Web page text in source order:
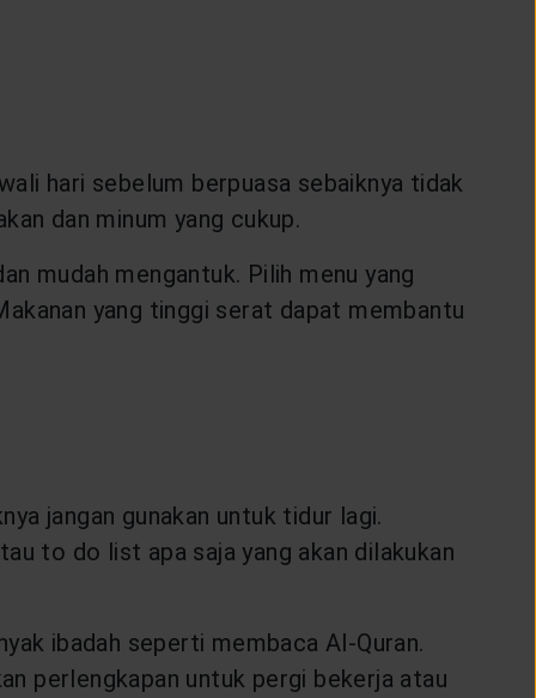
hari sebelum berpuasa sebaiknya tidak
dan minum yang cukup.
mudah mengantuk. Pilih menu yang
yang tinggi serat dapat membantu
jangan gunakan untuk tidur lagi.
to do list apa saja yang akan dilakukan
ibadah seperti membaca Al-Quran.
perlengkapan untuk pergi bekerja atau